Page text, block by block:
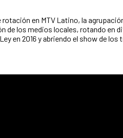
en MTV Latino, la
de los medios locales, rotando en
en 2016 y abriendo el show de los